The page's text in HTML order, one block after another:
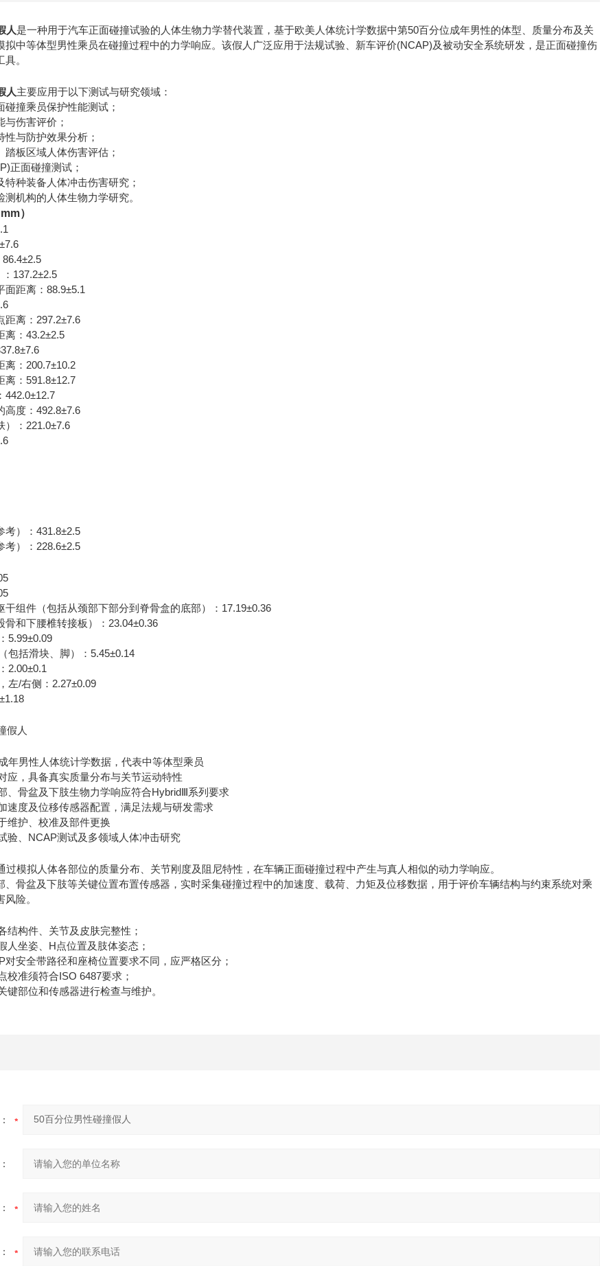
人是一种用于汽车正面碰撞试验的人体生物力学替代装置，基于欧美人体统计学数据中第50百分位成年男性的体型、质量分布及关
拟中等体型男性乘员在碰撞过程中的力学响应。该假人广泛应用于法规试验、新车评价(NCAP)及被动安全系统研发，是正面碰撞伤
。
人主要应用于以下测试与研究领域：
撞乘员保护性能测试；
伤害评价；
与防护效果分析；
板区域人体伤害评估；
正面碰撞测试；
种装备人体冲击伤害研究；
机构的人体生物力学研究。
）
137.2±2.5
面距离：88.9±5.1
距离：297.2±7.6
离：43.2±2.5
离：200.7±10.2
离：591.8±12.7
442.0±12.7
高度：492.8±7.6
）：221.0±7.6
考）：431.8±2.5
考）：228.6±2.5
干组件（包括从颈部下部分到脊骨盒的底部）：17.19±0.36
骨和下腰椎转接板）：23.04±0.36
5.99±0.09
包括滑块、脚）：5.45±0.14
2.00±0.1
左/右侧：2.27±0.09
年男性人体统计学数据，代表中等体型乘员
应，具备真实质量分布与关节运动特性
、骨盆及下肢生物力学响应符合HybridⅢ系列要求
速度及位移传感器配置，满足法规与研发需求
维护、校准及部件更换
验、NCAP测试及多领域人体冲击研究
过模拟人体各部位的质量分布、关节刚度及阻尼特性，在车辆正面碰撞过程中产生与真人相似的动力学响应。
、骨盆及下肢等关键位置布置传感器，实时采集碰撞过程中的加速度、载荷、力矩及位移数据，用于评价车辆结构与约束系统对乘
险。
结构件、关节及皮肤完整性；
人坐姿、H点位置及肢体姿态；
对安全带路径和座椅位置要求不同，应严格区分；
校准须符合ISO 6487要求；
键部位和传感器进行检查与维护。